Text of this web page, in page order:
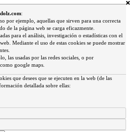
:
por ejemplo, aquellas que sirven para una correcta
de la página web se carga eficazmente.
para el análisis, investigación o estadísticas con el
Mediante el uso de estas cookies se puede mostrar
las usadas por las redes sociales, o por
google maps.
que desees que se ejecuten en la web (de las
detallada sobre ellas: